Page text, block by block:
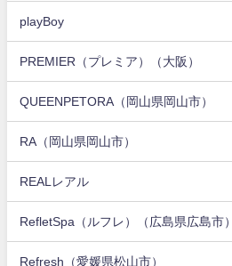
playBoy
PREMIER（プレミア）（大阪）
QUEENPETORA（岡山県岡山市）
RA（岡山県岡山市）
REALレアル
RefletSpa（ルフレ）（広島県広島市）
Refresh（愛媛県松山市）